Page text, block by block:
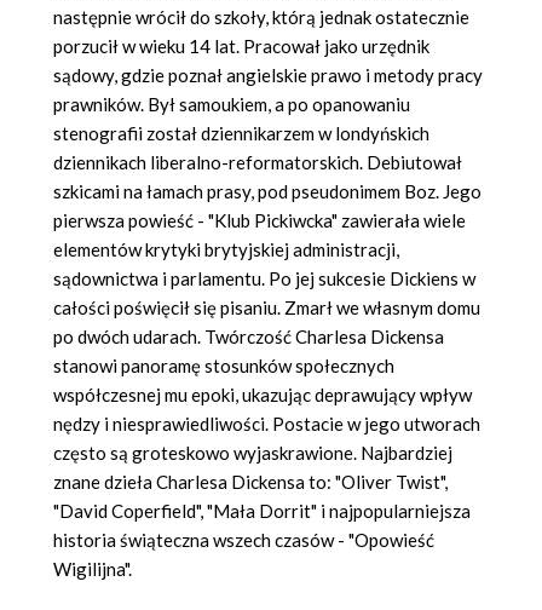
następnie wrócił do szkoły, którą jednak ostatecznie
porzucił w wieku 14 lat. Pracował jako urzędnik
sądowy, gdzie poznał angielskie prawo i metody pracy
prawników. Był samoukiem, a po opanowaniu
stenografii został dziennikarzem w londyńskich
dziennikach liberalno-reformatorskich. Debiutował
szkicami na łamach prasy, pod pseudonimem Boz. Jego
pierwsza powieść - "Klub Pickiwcka" zawierała wiele
elementów krytyki brytyjskiej administracji,
sądownictwa i parlamentu. Po jej sukcesie Dickiens w
całości poświęcił się pisaniu. Zmarł we własnym domu
po dwóch udarach. Twórczość Charlesa Dickensa
stanowi panoramę stosunków społecznych
współczesnej mu epoki, ukazując deprawujący wpływ
nędzy i niesprawiedliwości. Postacie w jego utworach
często są groteskowo wyjaskrawione. Najbardziej
znane dzieła Charlesa Dickensa to: "Oliver Twist",
"David Coperfield", "Mała Dorrit" i najpopularniejsza
historia świąteczna wszech czasów - "Opowieść
Wigilijna".